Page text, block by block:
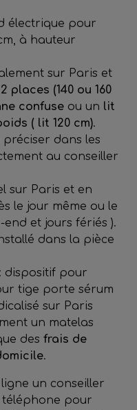
électrique pour
à hauteur
sur Paris et
places (140 ou 160
confuse ou un lit
( lit 120 cm).
préciser dans les
au conseiller
sur Paris et en
le jour même ou le
et jours fériés ).
dans la pièce
dispositif pour
tige porte sérum
sur Paris
un matelas
des frais de
.
un conseiller
pour